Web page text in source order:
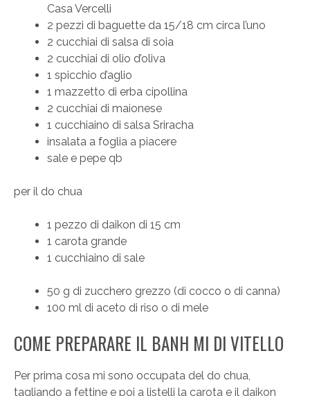
Casa Vercelli
2 pezzi di baguette da 15/18 cm circa l’uno
2 cucchiai di salsa di soia
2 cucchiai di olio d’oliva
1 spicchio d’aglio
1 mazzetto di erba cipollina
2 cucchiai di maionese
1 cucchiaino di salsa Sriracha
insalata a foglia a piacere
sale e pepe qb
per il do chua
1 pezzo di daikon di 15 cm
1 carota grande
1 cucchiaino di sale
50 g di zucchero grezzo (di cocco o di canna)
100 ml di aceto di riso o di mele
COME PREPARARE IL BANH MI DI VITELLO
Per prima cosa mi sono occupata del do chua,
tagliando a fettine e poi a listelli la carota e il daikon